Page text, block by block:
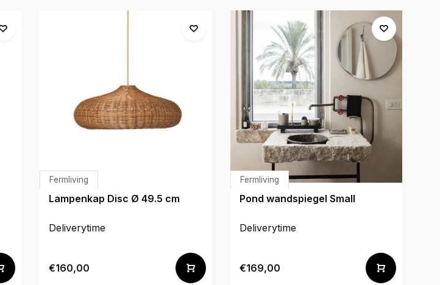
Fermliving
Lampenkap Disc Ø 49.5 cm
Deliverytime
€160,00
Fermliving
Pond wandspiegel Small
Deliverytime
€169,00